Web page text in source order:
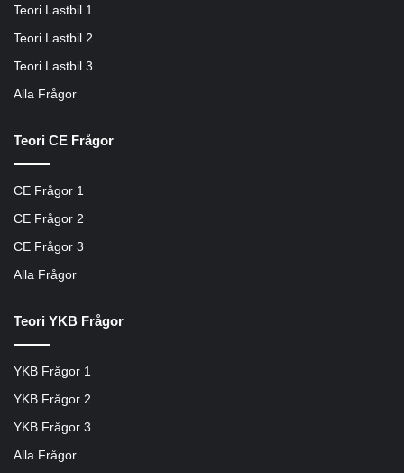
Teori Lastbil 1
Teori Lastbil 2
Teori Lastbil 3
Alla Frågor
Teori CE Frågor
CE Frågor 1
CE Frågor 2
CE Frågor 3
Alla Frågor
Teori YKB Frågor
YKB Frågor 1
YKB Frågor 2
YKB Frågor 3
Alla Frågor